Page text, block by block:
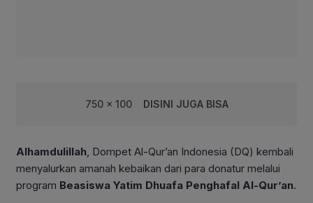
750 x 100 DISINI JUGA BISA
Alhamdulillah , Dompet Al-Qur’an Indonesia (DQ) kembali
menyalurkan amanah kebaikan dari para donatur melalui
program Beasiswa Yatim Dhuafa Penghafal Al-Qur’an.